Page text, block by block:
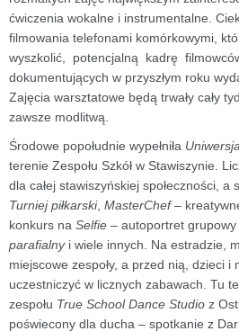
ćwiczenia wokalne i instrumentalne.
filmowania telefonami komórkowymi,
wyszkolić, potencjalną kadrę
dokumentujących w przyszłym roku
Zajęcia warsztatowe będą trwały cały
zawsze modlitwą.
Środowe popołudnie wypełniła
terenie Zespołu Szkół w Stawiszynie.
dla całej stawiszyńskiej społeczności, a
Turniej piłkarski, MasterChef–
konkurs na Selfie – autoportret grupowy
parafialnyi wiele innych. Na estradzie,
miejscowe zespoły, a przed nią, dzieci i
uczestniczyć w licznych zabawach. Tu
zespołu True School Dance Studio z
poświecony dla ducha – spotkanie z